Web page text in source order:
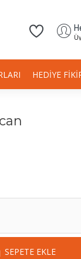
HEDIYE
SEPETE EKLE